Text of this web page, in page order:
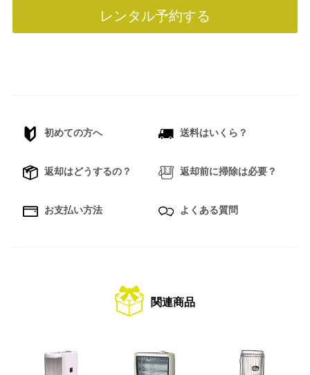
レンタル予約する
初めての方へ 送料はいくら？
返却はどうするの？ 返却前に掃除は必要？
お支払い方法 よくある質問
関連商品